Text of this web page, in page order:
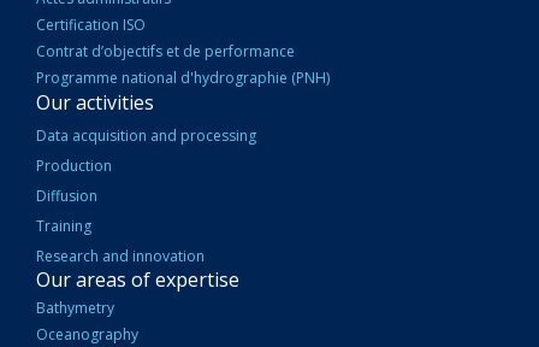
Certification ISO
Contrat d’objectifs et de performance
Programme national d'hydrographie (PNH)
Our activities
Data acquisition and processing
Production
Diffusion
Training
Research and innovation
Our areas of expertise
Bathymetry
Oceanography